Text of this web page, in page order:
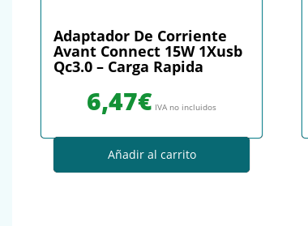
Adaptador De Corriente
Avant Connect 15W 1Xusb
Qc3.0 – Carga Rapida
6,47€ IVA no incluidos
Añadir al carrito